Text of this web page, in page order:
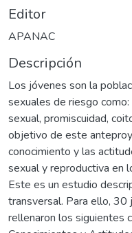
Editor
APANAC
Descripción
Los jóvenes son la
sexuales de riesgo
sexual, promiscuidad,
objetivo de este
conocimiento y las
sexual y reproductiva en
Este es un estudio
transversal. Para ello,
rellenaron los siguientes